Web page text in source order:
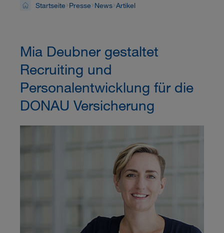
Startseite Presse News Artikel
Mia Deubner gestaltet
Recruiting und
Personalentwicklung für die
DONAU Versicherung